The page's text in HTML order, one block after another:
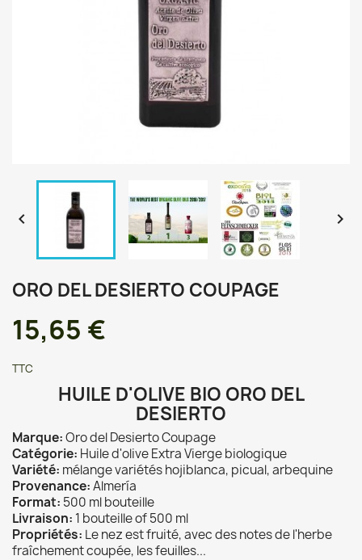
 
ORO DEL DESIERTO COUPAGE
15,65 €
TTC
HUILE D'OLIVE BIO ORO DEL
DESIERTO
Marque:Oro del Desierto Coupage
Catégorie: Huile d'olive Extra Vierge biologique
Variété: mélange variétés hojiblanca, picual, arbequine
Provenance:Almería
Format: 500 ml bouteille
Livraison: 1 bouteille of 500 ml
Propriétés: Le nez est fruité, avec des notes de l'herbe
fraîchement coupée, les feuilles...